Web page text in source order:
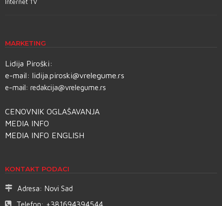
Internet TV
MARKETING
Lidija Piroški:
e-mail: lidija.piroski@vrelegume.rs
e-mail: redakcija@vrelegume.rs
CENOVNIK OGLAŠAVANJA
MEDIA INFO
MEDIA INFO ENGLISH
KONTAKT PODACI
Adresa: Novi Sad